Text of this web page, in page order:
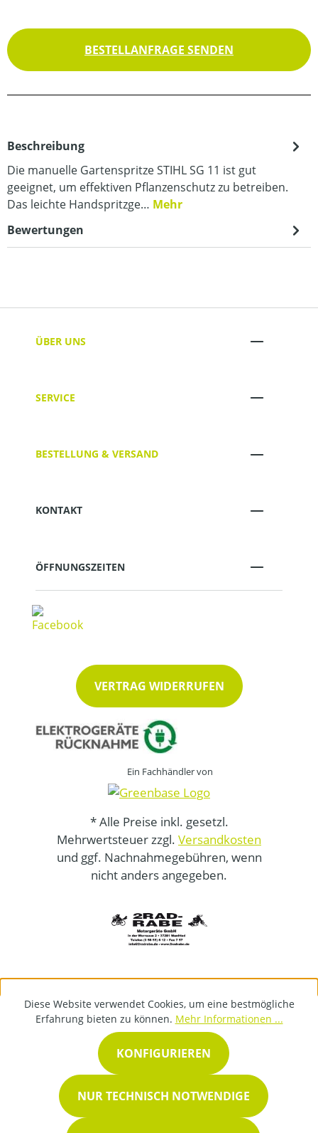
BESTELLANFRAGE SENDEN
Beschreibung
Die manuelle Gartenspritze STIHL SG 11 ist gut
geeignet, um effektiven Pflanzenschutz zu betreiben.
Das leichte Handspritzge… Mehr
Bewertungen
ÜBER UNS
SERVICE
BESTELLUNG & VERSAND
KONTAKT
ÖFFNUNGSZEITEN
VERTRAG WIDERRUFEN
Ein Fachhändler von
* Alle Preise inkl. gesetzl.
Mehrwertsteuer zzgl. Versandkosten
und ggf. Nachnahmegebühren, wenn
nicht anders angegeben.
Diese Website verwendet Cookies, um eine bestmögliche
Erfahrung bieten zu können. Mehr Informationen ...
NUR TECHNISCH NOTWENDIGE
KONFIGURIEREN